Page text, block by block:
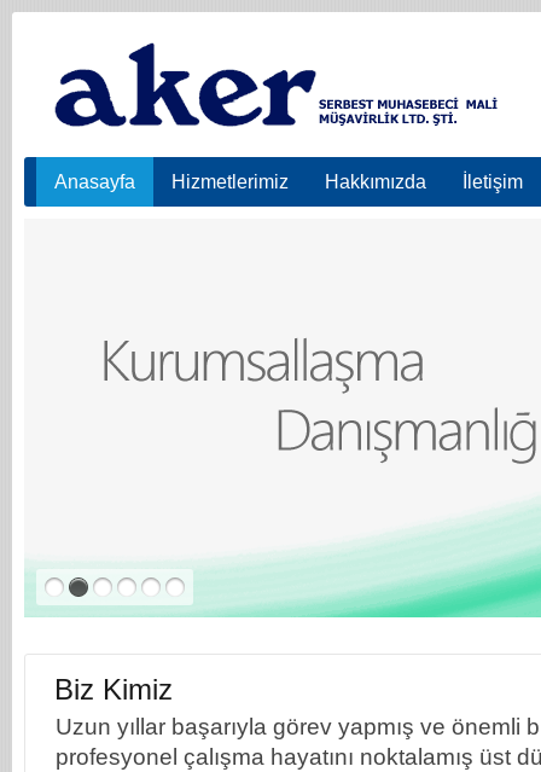
Anasayfa Hizmetlerimiz Hakkımızda İletişim
Biz Kimiz
Uzun yıllar başarıyla görev yapmış ve önemli
profesyonel çalışma hayatını noktalamış üst